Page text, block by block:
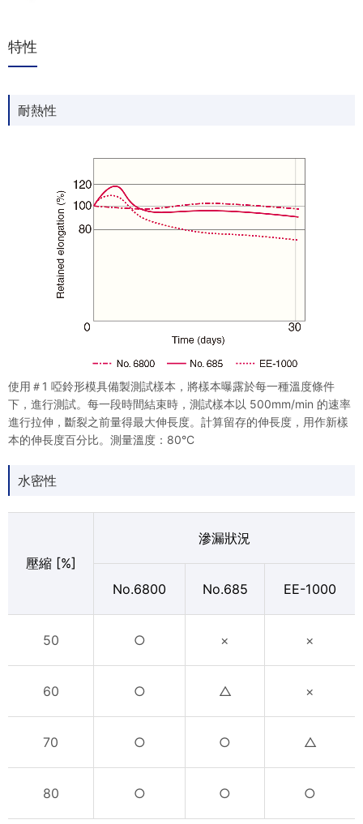
特性
耐熱性
使用＃1 啞鈴形模具備製測試樣本，將樣本曝露於每一種溫度條件
下，進行測試。每一段時間結束時，測試樣本以 500mm/min 的速率
進行拉伸，斷裂之前量得最大伸長度。計算留存的伸長度，用作新樣
本的伸長度百分比。測量溫度：80°C
水密性
壓縮 [%]
滲漏狀況
No.6800 No.685 EE-1000
50 ○ × ×
60 ○ △ ×
70 ○ ○ △
80 ○ ○ ○